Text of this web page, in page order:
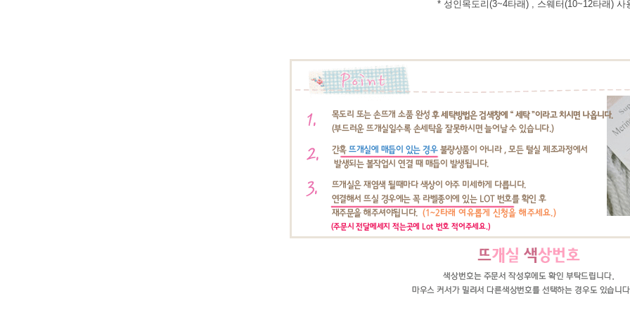
* 성인목도리(3~4타래) , 스웨터(10~12타래) 사